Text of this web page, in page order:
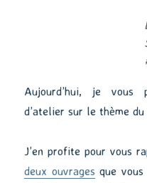
Aujourd’hui, je vous
d’atelier sur le thème du
J’en profite pour vous
deux ouvrages que vous